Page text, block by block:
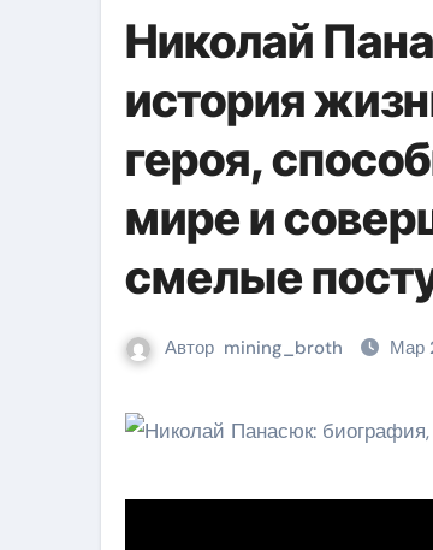
Николай
история
героя,
мире и
смелые
Автор mining_broth Мар